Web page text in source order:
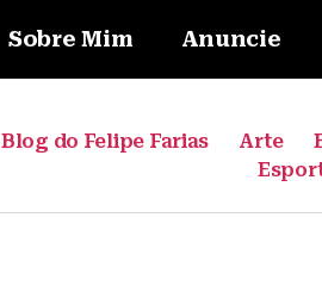
Sobre Mim Anuncie
Blog do Felipe Farias Arte